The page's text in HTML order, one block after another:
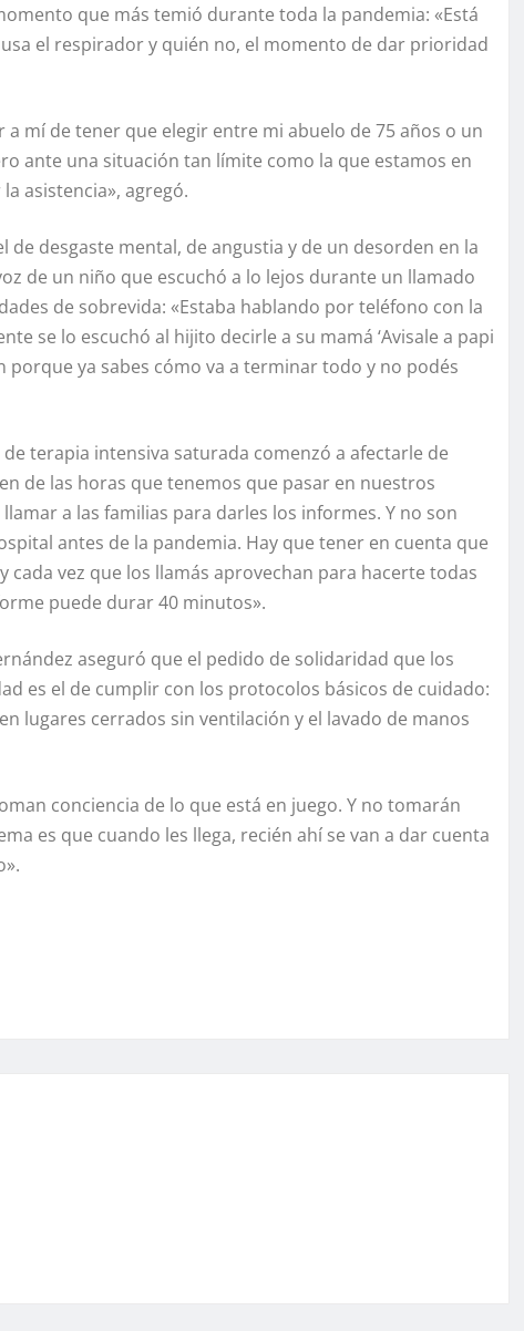
que más temió durante toda la pandemia: «Está
el respirador y quién no, el momento de dar prioridad
mí de tener que elegir entre mi abuelo de 75 años o un
ante una situación tan límite como la que estamos en
asistencia», agregó.
desgaste mental, de angustia y de un desorden en la
de un niño que escuchó a lo lejos durante un llamado
de sobrevida: «Estaba hablando por teléfono con la
se lo escuchó al hijito decirle a su mamá ‘Avisale a papi
porque ya sabes cómo va a terminar todo y no podés
terapia intensiva saturada comenzó a afectarle de
de las horas que tenemos que pasar en nuestros
a las familias para darles los informes. Y no son
antes de la pandemia. Hay que tener en cuenta que
vez que los llamás aprovechan para hacerte todas
puede durar 40 minutos».
aseguró que el pedido de solidaridad que los
es el de cumplir con los protocolos básicos de cuidado:
lugares cerrados sin ventilación y el lavado de manos
conciencia de lo que está en juego. Y no tomarán
es que cuando les llega, recién ahí se van a dar cuenta